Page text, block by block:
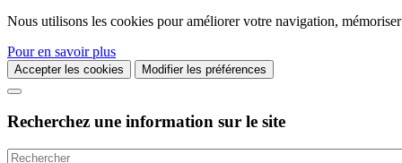
Nous utilisons les cookies pour améliorer votre navigation,
Pour en savoir plus
Accepter les cookies Modifier les préférences
Recherchez une information sur le site